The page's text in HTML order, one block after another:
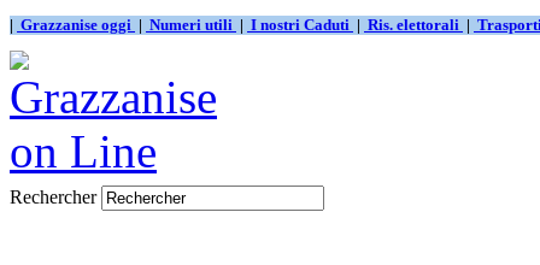
| Grazzanise oggi | Numeri utili | I nostri Caduti | Ris. elettorali |
Rechercher